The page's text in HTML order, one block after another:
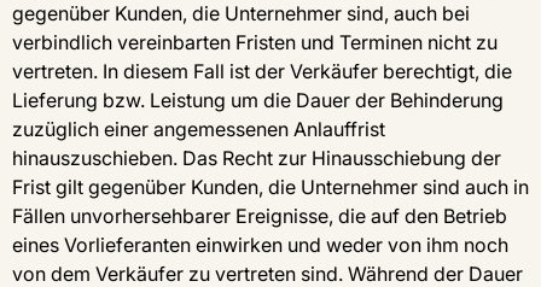
gegenüber Kunden, die Unternehmer sind, auch bei
verbindlich vereinbarten Fristen und Terminen nicht zu
vertreten. In diesem Fall ist der Verkäufer berechtigt, die
Lieferung bzw. Leistung um die Dauer der Behinderung
zuzüglich einer angemessenen Anlauffrist
hinauszuschieben. Das Recht zur Hinausschiebung der
Frist gilt gegenüber Kunden, die Unternehmer sind auch in
Fällen unvorhersehbarer Ereignisse, die auf den Betrieb
eines Vorlieferanten einwirken und weder von ihm noch
von dem Verkäufer zu vertreten sind. Während der Dauer